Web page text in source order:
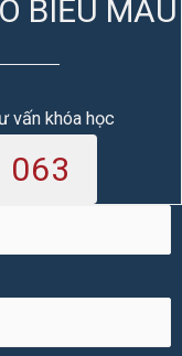
BIỂU MẪU
vấn khóa học
063